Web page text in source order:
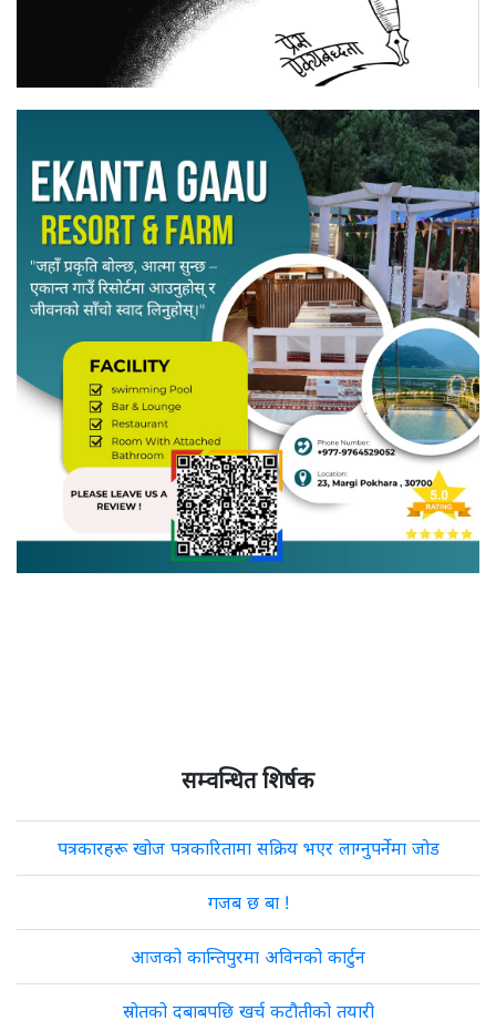
सम्वन्धित शिर्षक
पत्रकारहरू खोज पत्रकारितामा सक्रिय भएर लाग्नुपर्नेमा जोड
गजब छ बा !
आजको कान्तिपुरमा अविनको कार्टुन
स्रोतको दबाबपछि खर्च कटौतीको तयारी